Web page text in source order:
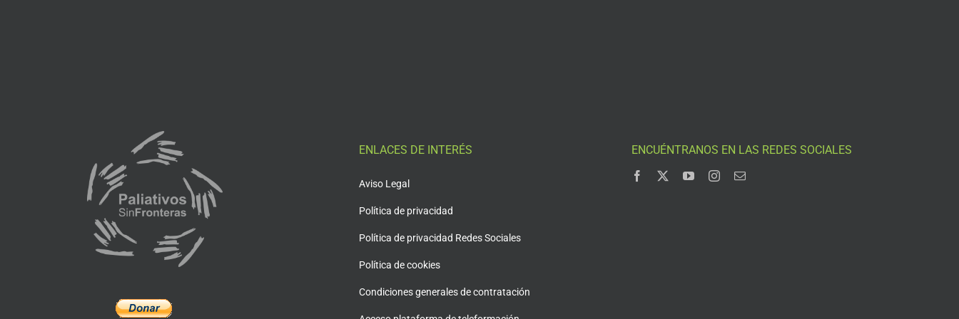
ENLACES DE INTERÉS
Aviso Legal
Política de privacidad
Política de privacidad Redes Sociales
Política de cookies
Condiciones generales de contratación
ENCUÉNTRANOS EN LAS REDES SOCIALES